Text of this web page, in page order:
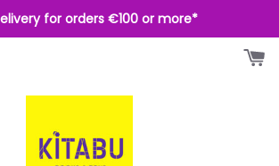
for orders €100 or more*